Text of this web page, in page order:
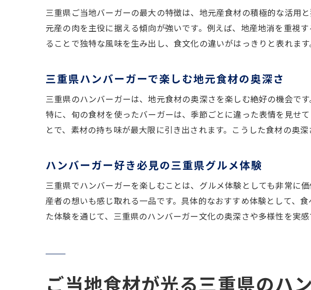
新鮮な味覚を堪能で
三重県ハンバー
ご当地ハンバー
三重県ハンバー
地元で味わうハ
三重県グルメと
三重県独自の味
ご当地調味料を
三重県のハンバ
ハンバーガーに
三重県ハンバー
三重県ご当地バーガーの最大の特徴は、地元産食材の積極的な活用
元産の肉を主役に据える傾向が強いです。例えば、地産地消を重視
ることで独特な風味を生み出し、食文化の違いがはっきりと表れま
三重県ハンバーガーで楽しむ地元食材の奥深さ
三重県のハンバーガーは、地元食材の奥深さを楽しむ絶好の機会で
特に、旬の食材を使ったバーガーは、季節ごとに違った表情を見せ
とで、素材の持ち味が最大限に引き出されます。こうした食材の奥
ハンバーガー好き必見の三重県グルメ体験
三重県でハンバーガーを楽しむことは、グルメ体験としても非常に
産者の想いも感じ取れる一品です。具体的なおすすめ体験として、
た体験を通じて、三重県のハンバーガー文化の奥深さや多様性を実感
ご当地食材が光る三重県のハ